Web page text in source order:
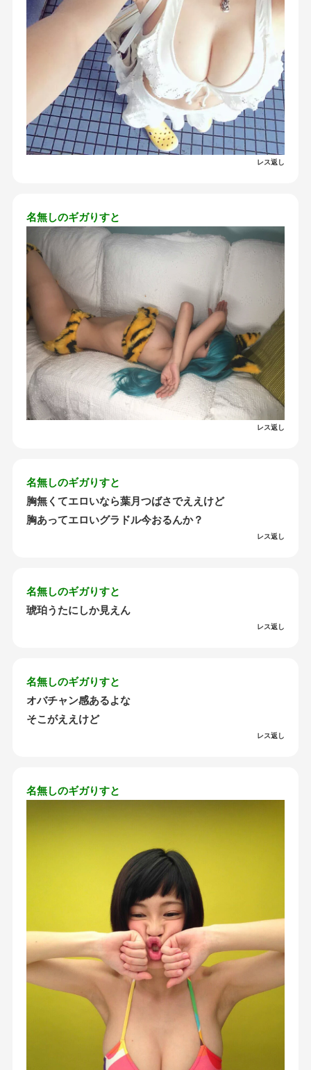
レス返し
名無しのギガりすと
レス返し
名無しのギガりすと
胸無くてエロいなら葉月つばさでええけど
胸あってエロいグラドル今おるんか？
レス返し
名無しのギガりすと
琥珀うたにしか見えん
レス返し
名無しのギガりすと
オバチャン感あるよな
そこがええけど
レス返し
名無しのギガりすと